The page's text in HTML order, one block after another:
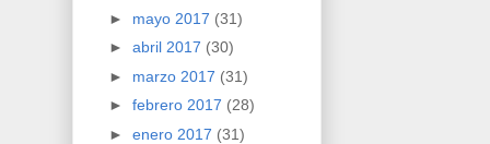
► mayo 2017 (31)
► abril 2017 (30)
► marzo 2017 (31)
► febrero 2017 (28)
► enero 2017 (31)